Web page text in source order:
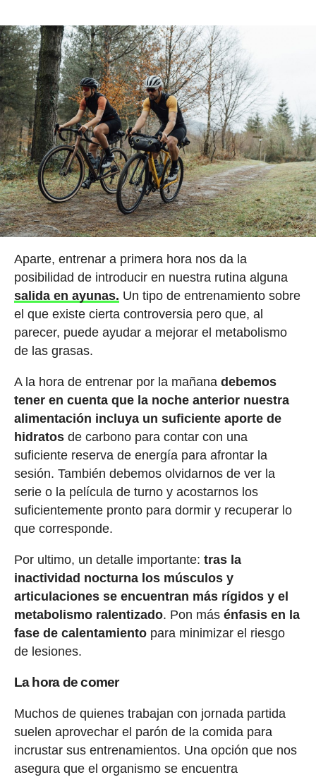
Aparte, entrenar a primera hora nos da la
posibilidad de introducir en nuestra rutina alguna
salida en ayunas. Un tipo de entrenamiento sobre
el que existe cierta controversia pero que, al
parecer, puede ayudar a mejorar el metabolismo
de las grasas.
A la hora de entrenar por la mañana debemos
tener en cuenta que la noche anterior nuestra
alimentación incluya un suficiente aporte de
hidratosde carbono para contar con una
suficiente reserva de energía para afrontar la
sesión. También debemos olvidarnos de ver la
serie o la película de turno y acostarnos los
suficientemente pronto para dormir y recuperar lo
que corresponde.
Por ultimo, un detalle importante: tras la
inactividad nocturna los músculos y
articulaciones se encuentran más rígidos y el
metabolismo ralentizado. Pon más énfasis en la
fase de calentamientopara minimizar el riesgo
de lesiones.
La hora de comer
Muchos de quienes trabajan con jornada partida
suelen aprovechar el parón de la comida para
incrustar sus entrenamientos. Una opción que nos
asegura que el organismo se encuentra